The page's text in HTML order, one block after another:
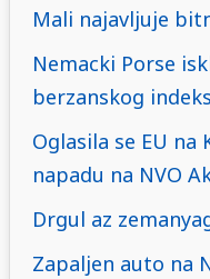
Mali najavljuje
Nemacki Porse
berzanskog
Oglasila se EU na
napadu na NVO
Drgul az
Zapaljen auto na